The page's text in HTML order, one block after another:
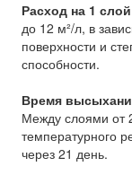
Расход на 1 слой
до 12 м²/л, в
поверхности и
способности.
Время
Между слоями от
температурного
через 21 день.